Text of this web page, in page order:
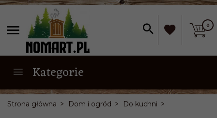
0
Kategorie
Strona główna Dom i ogród Do kuchni